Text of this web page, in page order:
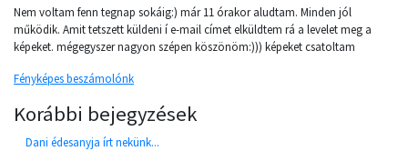
Nem voltam fenn tegnap sokáig:) már 11 órakor aludtam. Minden jól
működik. Amit tetszett küldeni í e-mail címet elküldtem rá a levelet meg a
képeket. mégegyszer nagyon szépen köszönöm:))) képeket csatoltam
Fényképes beszámolónk
Korábbi bejegyzések
Dani édesanyja írt nekünk...